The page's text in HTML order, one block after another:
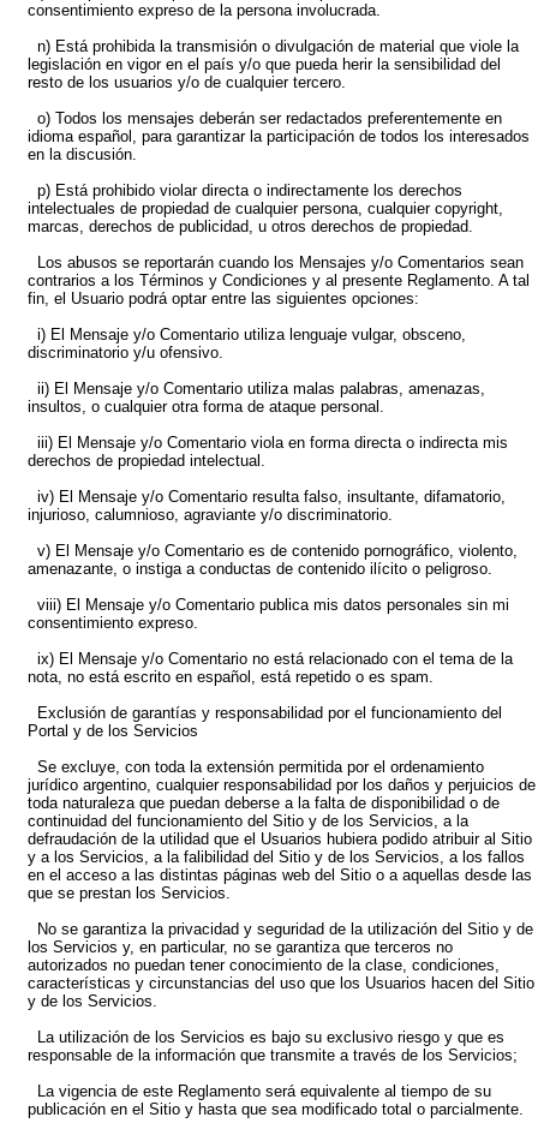
consentimiento expreso de la persona involucrada.
n) Está prohibida la transmisión o divulgación de material que viole la
legislación en vigor en el país y/o que pueda herir la sensibilidad del
resto de los usuarios y/o de cualquier tercero.
o) Todos los mensajes deberán ser redactados preferentemente en
idioma español, para garantizar la participación de todos los interesados
en la discusión.
p) Está prohibido violar directa o indirectamente los derechos
intelectuales de propiedad de cualquier persona, cualquier copyright,
marcas, derechos de publicidad, u otros derechos de propiedad.
Los abusos se reportarán cuando los Mensajes y/o Comentarios sean
contrarios a los Términos y Condiciones y al presente Reglamento. A tal
fin, el Usuario podrá optar entre las siguientes opciones:
i) El Mensaje y/o Comentario utiliza lenguaje vulgar, obsceno,
discriminatorio y/u ofensivo.
ii) El Mensaje y/o Comentario utiliza malas palabras, amenazas,
insultos, o cualquier otra forma de ataque personal.
iii) El Mensaje y/o Comentario viola en forma directa o indirecta mis
derechos de propiedad intelectual.
iv) El Mensaje y/o Comentario resulta falso, insultante, difamatorio,
injurioso, calumnioso, agraviante y/o discriminatorio.
v) El Mensaje y/o Comentario es de contenido pornográfico, violento,
amenazante, o instiga a conductas de contenido ilícito o peligroso.
viii) El Mensaje y/o Comentario publica mis datos personales sin mi
consentimiento expreso.
ix) El Mensaje y/o Comentario no está relacionado con el tema de la
nota, no está escrito en español, está repetido o es spam.
Exclusión de garantías y responsabilidad por el funcionamiento del
Portal y de los Servicios
Se excluye, con toda la extensión permitida por el ordenamiento
jurídico argentino, cualquier responsabilidad por los daños y perjuicios de
toda naturaleza que puedan deberse a la falta de disponibilidad o de
continuidad del funcionamiento del Sitio y de los Servicios, a la
defraudación de la utilidad que el Usuarios hubiera podido atribuir al Sitio
y a los Servicios, a la falibilidad del Sitio y de los Servicios, a los fallos
en el acceso a las distintas páginas web del Sitio o a aquellas desde las
que se prestan los Servicios.
No se garantiza la privacidad y seguridad de la utilización del Sitio y de
los Servicios y, en particular, no se garantiza que terceros no
autorizados no puedan tener conocimiento de la clase, condiciones,
características y circunstancias del uso que los Usuarios hacen del Sitio
y de los Servicios.
La utilización de los Servicios es bajo su exclusivo riesgo y que es
responsable de la información que transmite a través de los Servicios;
La vigencia de este Reglamento será equivalente al tiempo de su
publicación en el Sitio y hasta que sea modificado total o parcialmente.